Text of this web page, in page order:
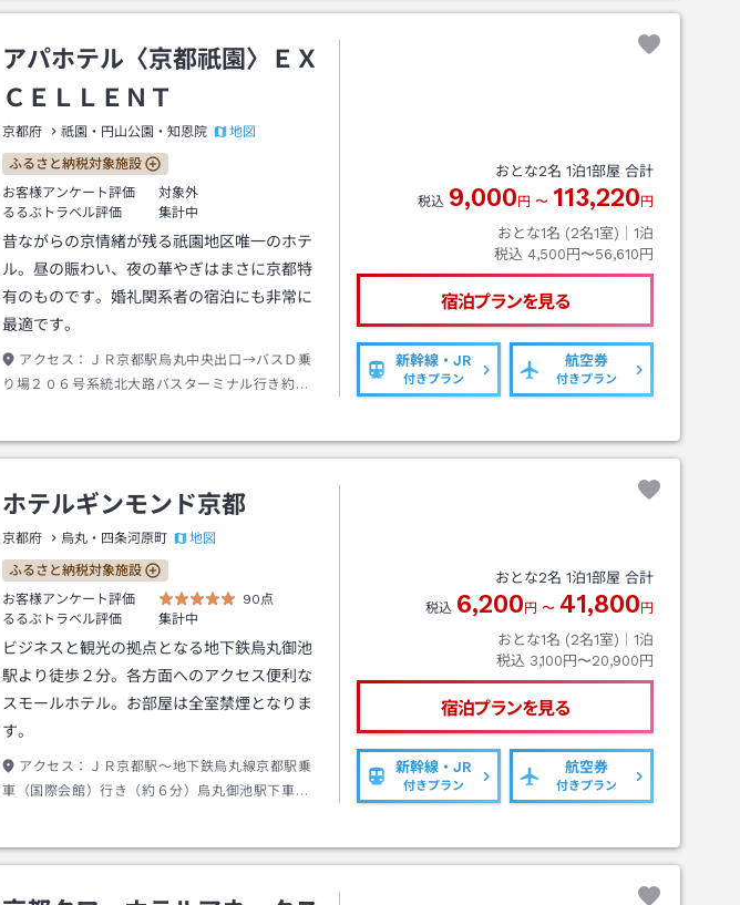
アパホテル〈京都祇園〉ＥＸ
ＣＥＬＬＥＮＴ
京都府 祇園・円山公園・知恩院 地図
ふるさと納税対象施設
お客様アンケート評価
対象外
るるぶトラベル評価
集計中
昔ながらの京情緒が残る祇園地区唯一のホテ
ル。昼の賑わい、夜の華やぎはまさに京都特
有のものです。婚礼関系者の宿泊にも非常に
最適です。
アクセス：
ＪＲ京都駅烏丸中央出口→バスＤ乗
り場２０６号系統北大路バスターミナル行き約２
おとな2名 1泊1部屋 合計
税込 9,000 円 〜 113,220 円
おとな1名 (2名1室)｜ 1泊
税込 4,500円〜56,610円
宿泊プランを見る
新幹線・JR
付きプラン
航空券
付きプラン
ホテルギンモンド京都
京都府 烏丸・四条河原町 地図
ふるさと納税対象施設
お客様アンケート評価
90点
るるぶトラベル評価
集計中
ビジネスと観光の拠点となる地下鉄烏丸御池
駅より徒歩２分。各方面へのアクセス便利な
スモールホテル。お部屋は全室禁煙となりま
す。
アクセス：
ＪＲ京都駅～地下鉄烏丸線京都駅乗
車（国際会館）行き（約６分）烏丸御池駅下車３
おとな2名 1泊1部屋 合計
税込 6,200 円 〜 41,800 円
おとな1名 (2名1室)｜ 1泊
税込 3,100円〜20,900円
宿泊プランを見る
新幹線・JR
付きプラン
航空券
付きプラン